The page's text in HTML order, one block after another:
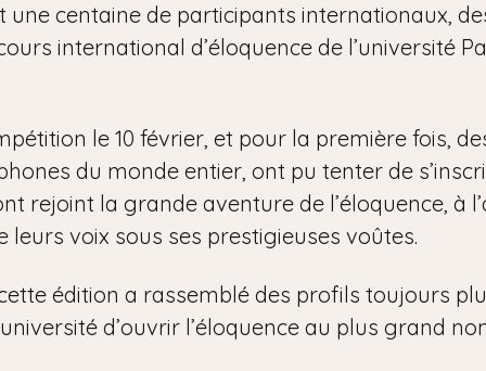
une centaine de participants internationaux,
international d’éloquence de l’université
le 10 février, et pour la première fois,
du monde entier, ont pu tenter de
rejoint la grande aventure de l’éloquence, à
voix sous ses prestigieuses voûtes.
édition a rassemblé des profils toujours
d’ouvrir l’éloquence au plus grand